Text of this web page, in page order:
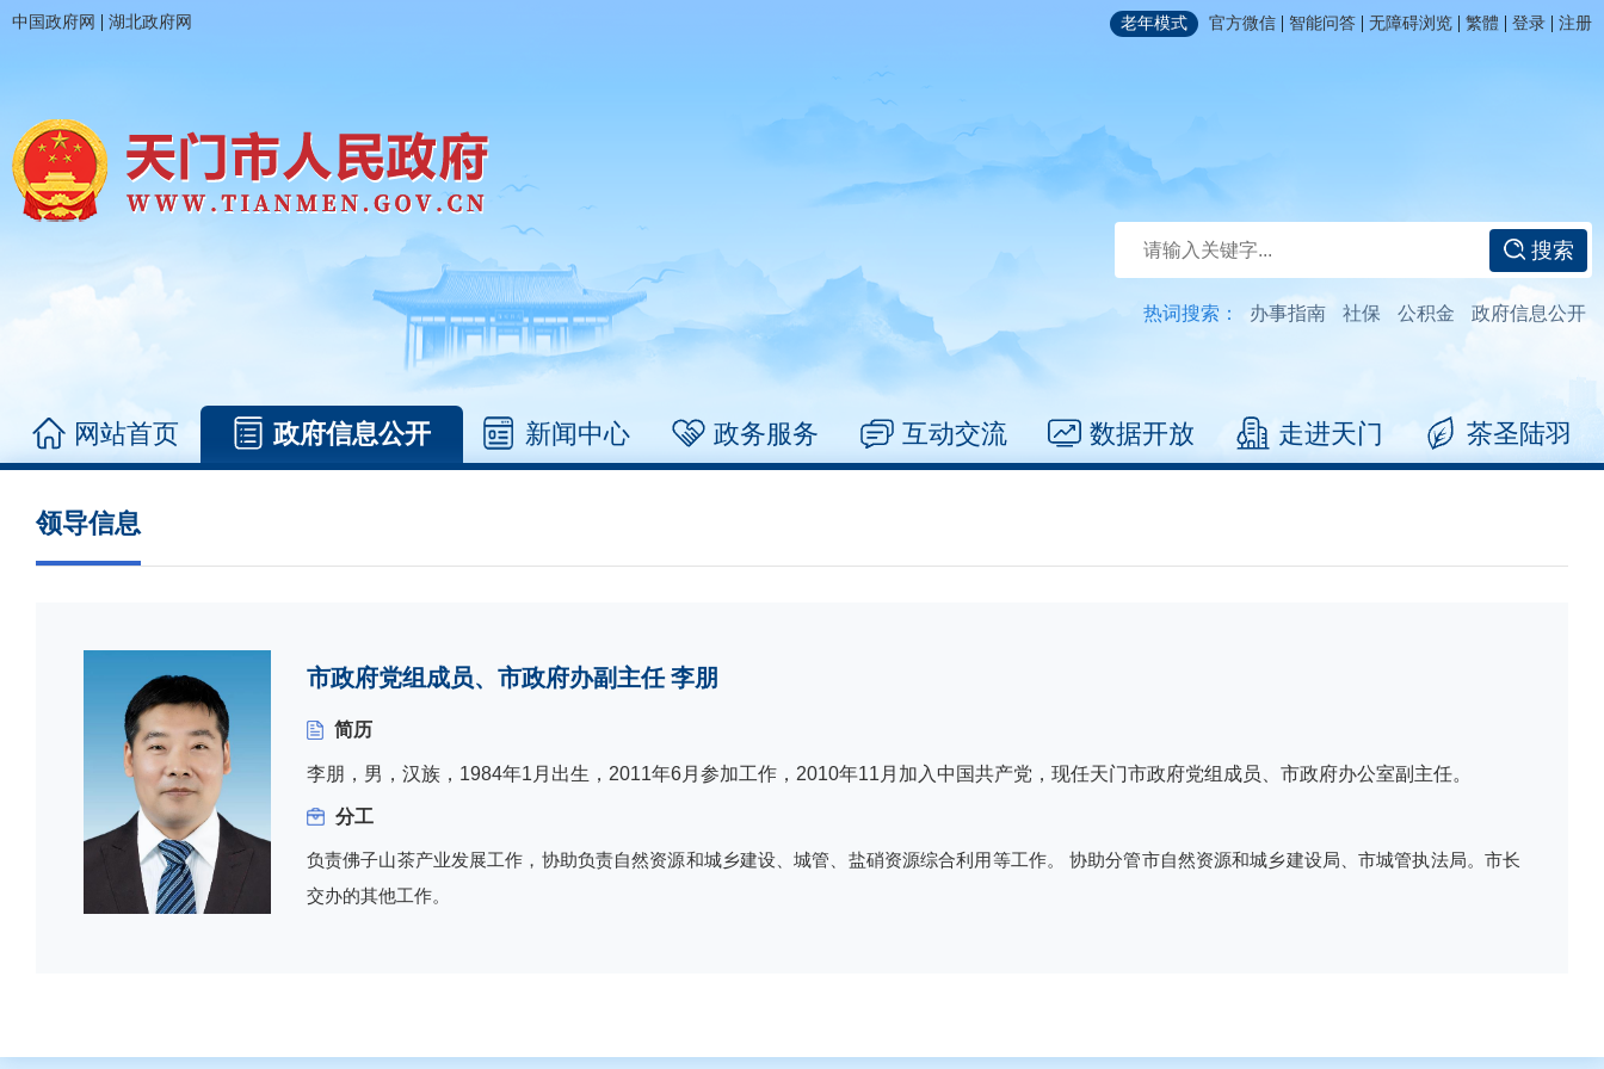
中国政府网 | 湖北政府网 老年模式 官方微信 | 智能问答 | 无障碍浏览 | 繁體 | 登录 | 注册
搜索
热词搜索： 办事指南 社保 公积金 政府信息公开
网站首页 政府信息公开 新闻中心 政务服务 互动交流 数据开放 走进天门 茶圣陆羽
领导信息
市政府党组成员、市政府办副主任 李朋
简历
李朋，男，汉族，1984年1月出生，2011年6月参加工作，2010年11月加入中国共产党，现任天门市政府党组成员、市政府办公室副主任。
分工
负责佛子山茶产业发展工作，协助负责自然资源和城乡建设、城管、盐硝资源综合利用等工作。 协助分管市自然资源和城乡建设局、市城管执法局。市长
交办的其他工作。